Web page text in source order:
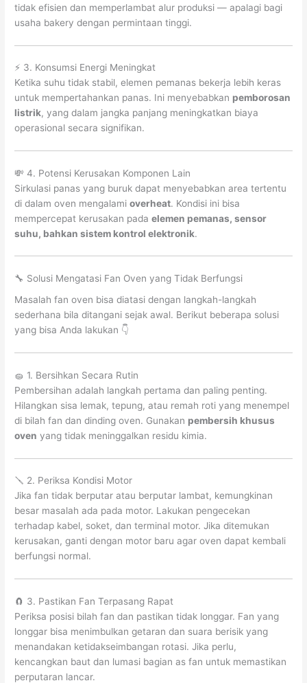
tidak efisien dan memperlambat alur produksi — apalagi bagi
usaha bakery dengan permintaan tinggi.
⚡ 3. Konsumsi Energi Meningkat
Ketika suhu tidak stabil, elemen pemanas bekerja lebih keras
untuk mempertahankan panas. Ini menyebabkan pemborosan
listrik, yang dalam jangka panjang meningkatkan biaya
operasional secara signifikan.
💸 4. Potensi Kerusakan Komponen Lain
Sirkulasi panas yang buruk dapat menyebabkan area tertentu
di dalam oven mengalamioverheat. Kondisi ini bisa
mempercepat kerusakan padaelemen pemanas, sensor
suhu, bahkan sistem kontrol elektronik.
🔧 Solusi Mengatasi Fan Oven yang Tidak Berfungsi
Masalah fan oven bisa diatasi dengan langkah-langkah
sederhana bila ditangani sejak awal. Berikut beberapa solusi
yang bisa Anda lakukan 👇
🧽 1. Bersihkan Secara Rutin
Pembersihan adalah langkah pertama dan paling penting.
Hilangkan sisa lemak, tepung, atau remah roti yang menempel
di bilah fan dan dinding oven. Gunakan pembersih khusus
oven yang tidak meninggalkan residu kimia.
🪛 2. Periksa Kondisi Motor
Jika fan tidak berputar atau berputar lambat, kemungkinan
besar masalah ada pada motor. Lakukan pengecekan
terhadap kabel, soket, dan terminal motor. Jika ditemukan
kerusakan, ganti dengan motor baru agar oven dapat kembali
berfungsi normal.
🧲 3. Pastikan Fan Terpasang Rapat
Periksa posisi bilah fan dan pastikan tidak longgar. Fan yang
longgar bisa menimbulkan getaran dan suara berisik yang
menandakan ketidakseimbangan rotasi. Jika perlu,
kencangkan baut dan lumasi bagian as fan untuk memastikan
perputaran lancar.